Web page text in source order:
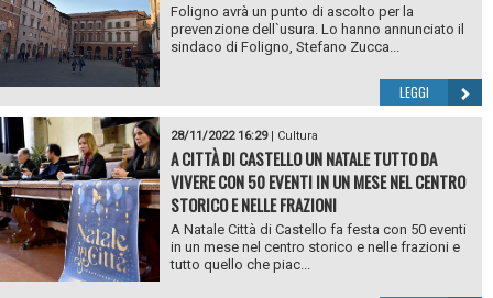
Foligno avrà un punto di ascolto per la
prevenzione dell`usura. Lo hanno annunciato il
sindaco di Foligno, Stefano Zucca...
LEGGI
28/11/2022 16:29| Cultura
A CITTÀ DI CASTELLO UN NATALE TUTTO DA
VIVERE CON 50 EVENTI IN UN MESE NEL CENTRO
STORICO E NELLE FRAZIONI
A Natale Città di Castello fa festa con 50 eventi
in un mese nel centro storico e nelle frazioni e
tutto quello che piac...